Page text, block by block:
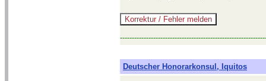
Deutscher Honorarkonsul, Iquitos